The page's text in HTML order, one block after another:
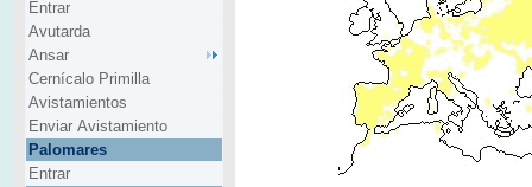
Entrar
Avutarda
Ansar
Cernícalo Primilla
Avistamientos
Enviar Avistamiento
Palomares
Entrar